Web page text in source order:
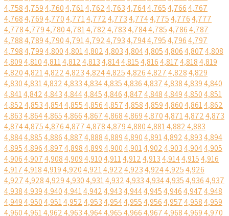
4,7584,7594,7604,7614,7624,7634,7644,7654,7664,767
4,7684,7694,7704,7714,7724,7734,7744,7754,7764,777
4,7784,7794,7804,7814,7824,7834,7844,7854,7864,787
4,7884,7894,7904,7914,7924,7934,7944,7954,7964,797
4,7984,7994,8004,8014,8024,8034,8044,8054,8064,8074,808
4,8094,8104,8114,8124,8134,8144,8154,8164,8174,8184,819
4,8204,8214,8224,8234,8244,8254,8264,8274,8284,829
4,8304,8314,8324,8334,8344,8354,8364,8374,8384,8394,840
4,8414,8424,8434,8444,8454,8464,8474,8484,8494,8504,851
4,8524,8534,8544,8554,8564,8574,8584,8594,8604,8614,862
4,8634,8644,8654,8664,8674,8684,8694,8704,8714,8724,873
4,8744,8754,8764,8774,8784,8794,8804,8814,8824,883
4,8844,8854,8864,8874,8884,8894,8904,8914,8924,8934,894
4,8954,8964,8974,8984,8994,9004,9014,9024,9034,9044,905
4,9064,9074,9084,9094,9104,9114,9124,9134,9144,9154,916
4,9174,9184,9194,9204,9214,9224,9234,9244,9254,926
4,9274,9284,9294,9304,9314,9324,9334,9344,9354,9364,937
4,9384,9394,9404,9414,9424,9434,9444,9454,9464,9474,948
4,9494,9504,9514,9524,9534,9544,9554,9564,9574,9584,959
4,9604,9614,9624,9634,9644,9654,9664,9674,9684,9694,970